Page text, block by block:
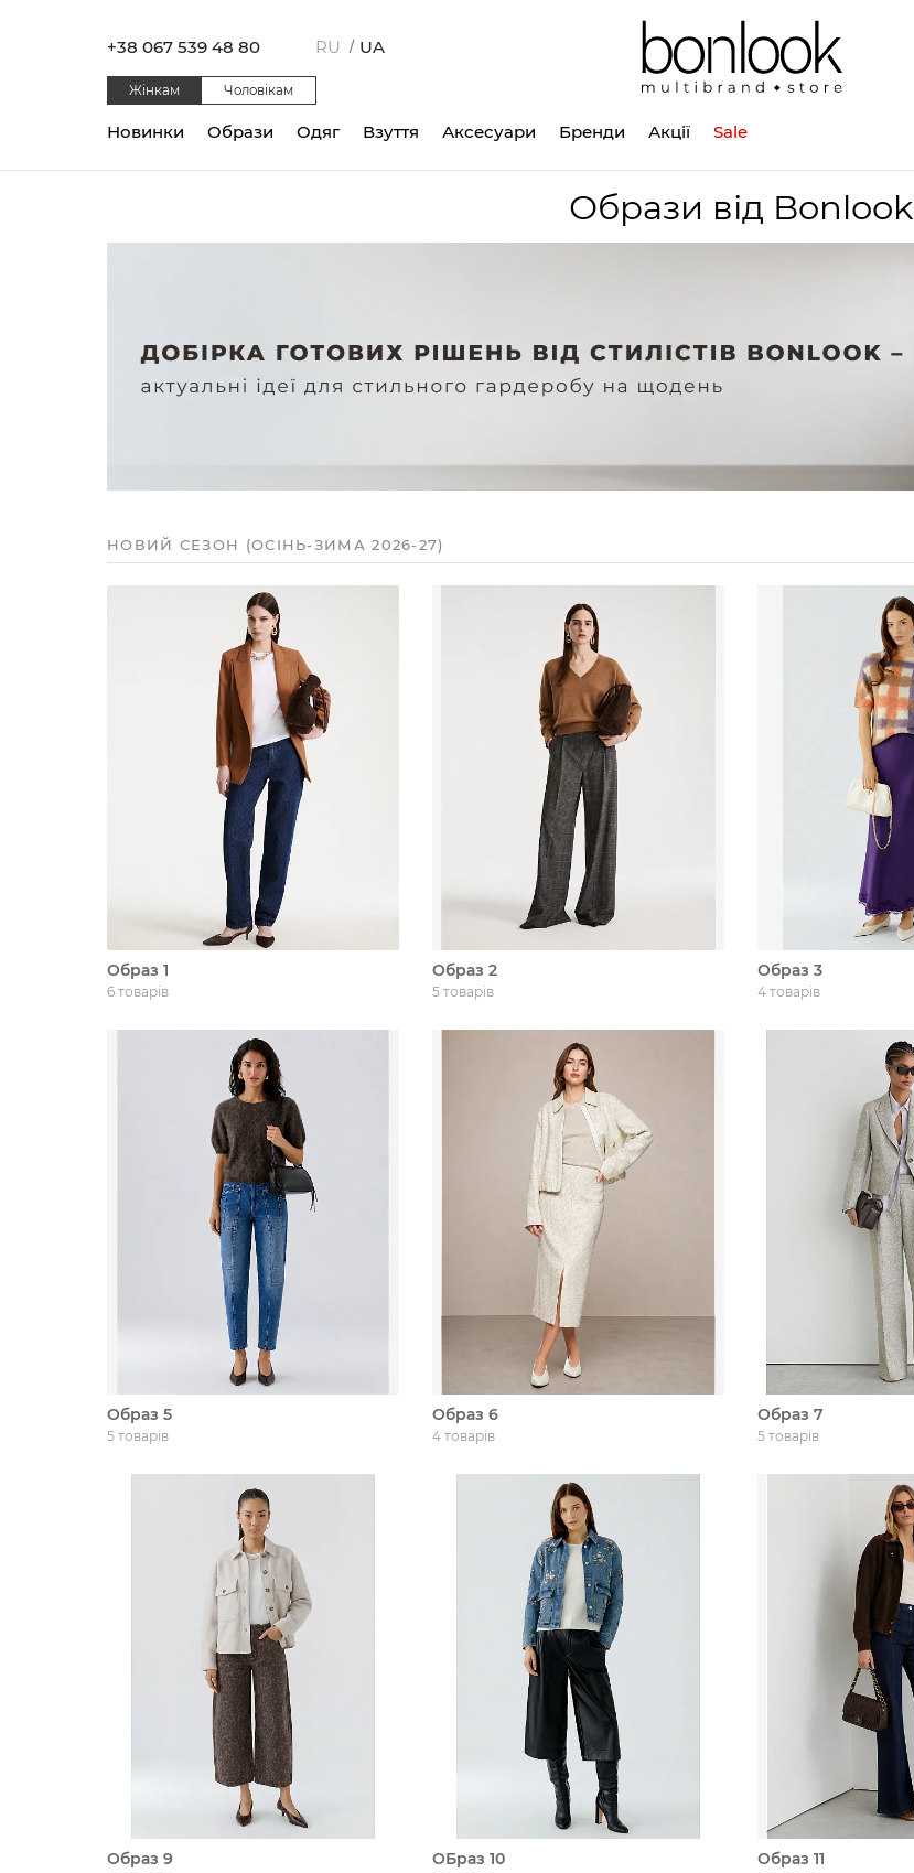
+38 067 539 48 80 RU / UA
Жінкам Чоловікам
Одяг Взуття Аксесуари
Новинки Образи Бренди Акції Sale
Образи від Bonlook
НОВИЙ СЕЗОН (ОСІНЬ-ЗИМА 2026-27)
Образ 1
6 товарів
Образ 2
5 товарів
Образ 3
4 товарів
Образ 5
5 товарів
Образ 6
4 товарів
Образ 7
5 товарів
Образ 9 ОБраз 10 Образ 11